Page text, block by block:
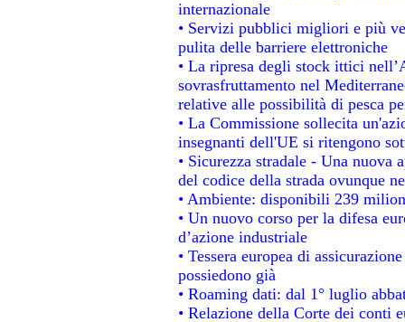
internazionale
• Servizi pubblici migliori e più
pulita delle barriere elettroniche
• La ripresa degli stock ittici
sovrasfruttamento nel
relative alle possibilità di pesca
• La Commissione sollecita
insegnanti dell'UE si ritengono
• Sicurezza stradale - Una nuova
del codice della strada ovunque
• Ambiente: disponibili 239
• Un nuovo corso per la difesa
d’azione industriale
• Tessera europea di
possiedono già
• Roaming dati: dal 1° luglio
• Relazione della Corte dei conti